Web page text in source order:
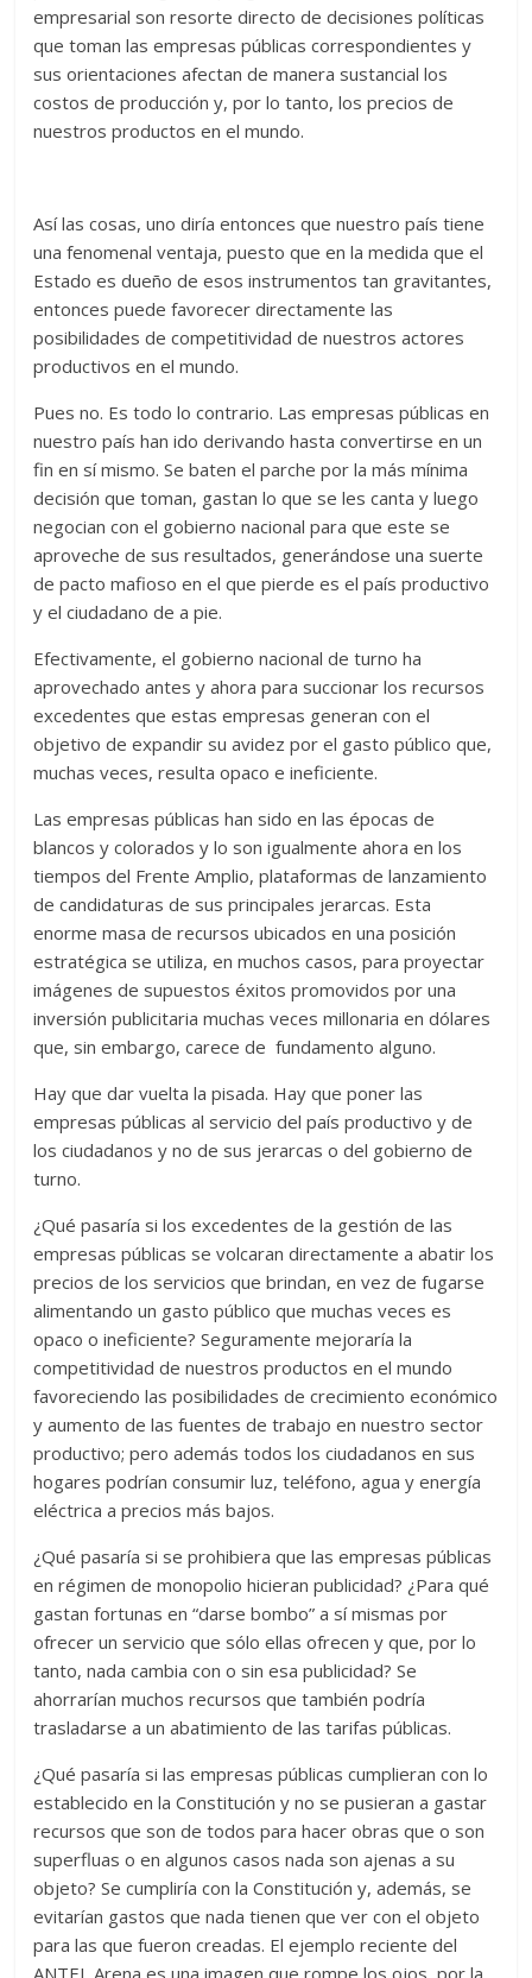
empresarial son resorte directo de decisiones políticas
que toman las empresas públicas correspondientes y
sus orientaciones afectan de manera sustancial los
costos de producción y, por lo tanto, los precios de
nuestros productos en el mundo.
Así las cosas, uno diría entonces que nuestro país tiene
una fenomenal ventaja, puesto que en la medida que el
Estado es dueño de esos instrumentos tan gravitantes,
entonces puede favorecer directamente las
posibilidades de competitividad de nuestros actores
productivos en el mundo.
Pues no. Es todo lo contrario. Las empresas públicas en
nuestro país han ido derivando hasta convertirse en un
fin en sí mismo. Se baten el parche por la más mínima
decisión que toman, gastan lo que se les canta y luego
negocian con el gobierno nacional para que este se
aproveche de sus resultados, generándose una suerte
de pacto mafioso en el que pierde es el país productivo
y el ciudadano de a pie.
Efectivamente, el gobierno nacional de turno ha
aprovechado antes y ahora para succionar los recursos
excedentes que estas empresas generan con el
objetivo de expandir su avidez por el gasto público que,
muchas veces, resulta opaco e ineficiente.
Las empresas públicas han sido en las épocas de
blancos y colorados y lo son igualmente ahora en los
tiempos del Frente Amplio, plataformas de lanzamiento
de candidaturas de sus principales jerarcas. Esta
enorme masa de recursos ubicados en una posición
estratégica se utiliza, en muchos casos, para proyectar
imágenes de supuestos éxitos promovidos por una
inversión publicitaria muchas veces millonaria en dólares
que, sin embargo, carece de fundamento alguno.
Hay que dar vuelta la pisada. Hay que poner las
empresas públicas al servicio del país productivo y de
los ciudadanos y no de sus jerarcas o del gobierno de
turno.
¿Qué pasaría si los excedentes de la gestión de las
empresas públicas se volcaran directamente a abatir los
precios de los servicios que brindan, en vez de fugarse
alimentando un gasto público que muchas veces es
opaco o ineficiente? Seguramente mejoraría la
competitividad de nuestros productos en el mundo
favoreciendo las posibilidades de crecimiento económico
y aumento de las fuentes de trabajo en nuestro sector
productivo; pero además todos los ciudadanos en sus
hogares podrían consumir luz, teléfono, agua y energía
eléctrica a precios más bajos.
¿Qué pasaría si se prohibiera que las empresas públicas
en régimen de monopolio hicieran publicidad? ¿Para qué
gastan fortunas en “darse bombo” a sí mismas por
ofrecer un servicio que sólo ellas ofrecen y que, por lo
tanto, nada cambia con o sin esa publicidad? Se
ahorrarían muchos recursos que también podría
trasladarse a un abatimiento de las tarifas públicas.
¿Qué pasaría si las empresas públicas cumplieran con lo
establecido en la Constitución y no se pusieran a gastar
recursos que son de todos para hacer obras que o son
superfluas o en algunos casos nada son ajenas a su
objeto? Se cumpliría con la Constitución y, además, se
evitarían gastos que nada tienen que ver con el objeto
para las que fueron creadas. El ejemplo reciente del
ANTEL Arena es una imagen que rompe los ojos, por la